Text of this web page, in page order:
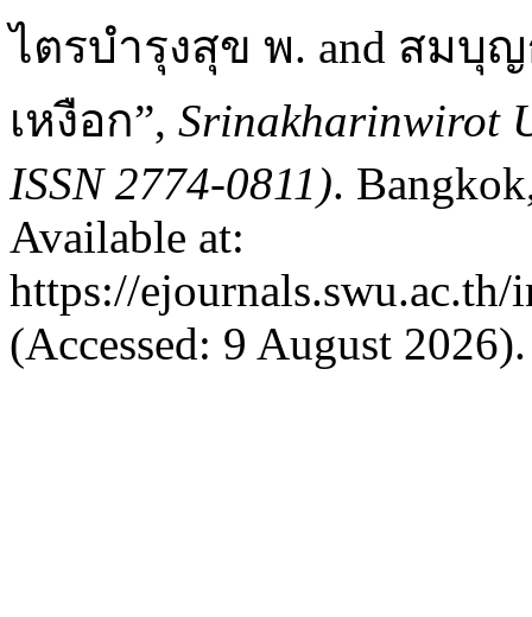
ไตรบำรุงสุข พ. and สมบุ
เหงือก”, Srinakharinwirot
ISSN 2774-0811).
Available at:
https://
(Accessed: 9 August 2026).